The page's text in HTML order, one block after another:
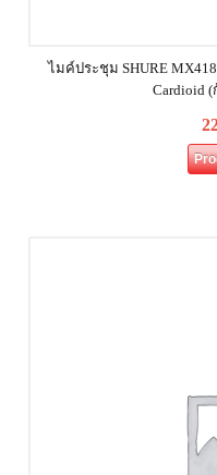
ไมค์ประชุม SHURE
Cardioid